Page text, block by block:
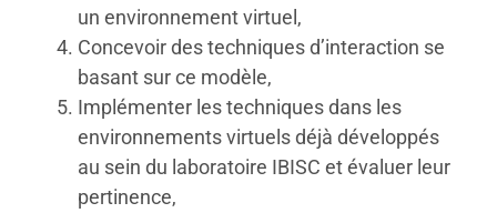
un environnement virtuel,
Concevoir des techniques d’interaction se
basant sur ce modèle,
Implémenter les techniques dans les
environnements virtuels déjà développés
au sein du laboratoire IBISC et évaluer leur
pertinence,